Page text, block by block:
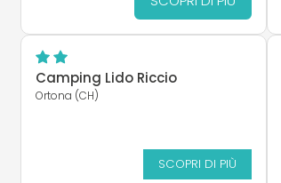
Camping Lido Riccio
Ortona (CH)
SCOPRI DI PIÙ